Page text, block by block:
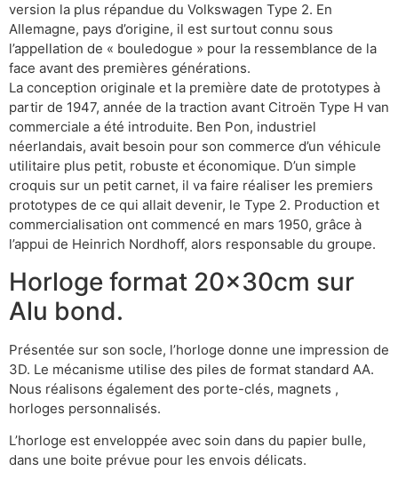
version la plus répandue du Volkswagen Type 2. En
Allemagne, pays d’origine, il est surtout connu sous
l’appellation de « bouledogue » pour la ressemblance de la
face avant des premières générations.
La conception originale et la première date de prototypes à
partir de 1947, année de la traction avant Citroën Type H van
commerciale a été introduite. Ben Pon, industriel
néerlandais, avait besoin pour son commerce d’un véhicule
utilitaire plus petit, robuste et économique. D’un simple
croquis sur un petit carnet, il va faire réaliser les premiers
prototypes de ce qui allait devenir, le Type 2. Production et
commercialisation ont commencé en mars 1950, grâce à
l’appui de Heinrich Nordhoff, alors responsable du groupe.
Horloge format 20x30cm sur
Alu bond.
Présentée sur son socle, l’horloge donne une impression de
3D. Le mécanisme utilise des piles de format standard AA.
Nous réalisons également des porte-clés, magnets ,
horloges personnalisés.
L’horloge est enveloppée avec soin dans du papier bulle,
dans une boite prévue pour les envois délicats.